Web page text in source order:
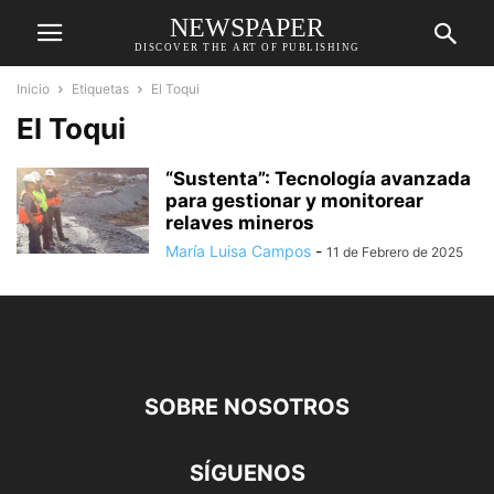
NEWSPAPER
DISCOVER THE ART OF PUBLISHING
Inicio Etiquetas El Toqui
El Toqui
“Sustenta”: Tecnología avanzada
para gestionar y monitorear
relaves mineros
María Luisa Campos - 11 de Febrero de 2025
SOBRE NOSOTROS
SÍGUENOS